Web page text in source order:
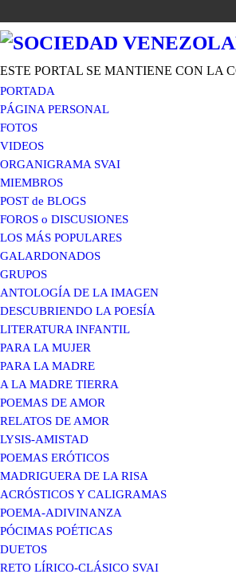
ESTE PORTAL SE MANTIENE CON LA
PORTADA
PÁGINA PERSONAL
FOTOS
VIDEOS
ORGANIGRAMA SVAI
MIEMBROS
POST de BLOGS
FOROS o DISCUSIONES
LOS MÁS POPULARES
GALARDONADOS
GRUPOS
ANTOLOGÍA DE LA IMAGEN
DESCUBRIENDO LA POESÍA
LITERATURA INFANTIL
PARA LA MUJER
PARA LA MADRE
A LA MADRE TIERRA
POEMAS DE AMOR
RELATOS DE AMOR
LYSIS-AMISTAD
POEMAS ERÓTICOS
MADRIGUERA DE LA RISA
ACRÓSTICOS Y CALIGRAMAS
POEMA-ADIVINANZA
PÓCIMAS POÉTICAS
DUETOS
RETO LÍRICO-CLÁSICO SVAI